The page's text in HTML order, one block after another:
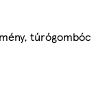
túrógombóc